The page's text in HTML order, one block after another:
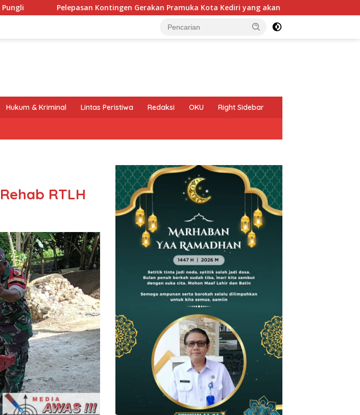
Gerakan Pramuka Kota Kediri yang akan mengikuti Jambore Nasional (Jamnas) XII Tahun
Hukum & Kriminal Lintas Peristiwa Redaksi OKU Right Sidebar
RTLH